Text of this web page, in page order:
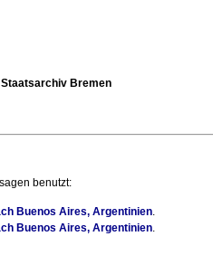
Bremen
benutzt:
Buenos Aires, Argentinien.
Buenos Aires, Argentinien.